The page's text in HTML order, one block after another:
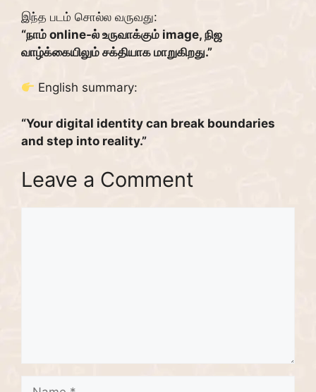
இந்த படம் சொல்ல வருவது:
“நாம் online-ல் உருவாக்கும் image, நிஜ
வாழ்க்கையிலும் சக்தியாக மாறுகிறது.”
English summary:
“Your digital identity can break boundaries
and step into reality.”
Leave a Comment
Name